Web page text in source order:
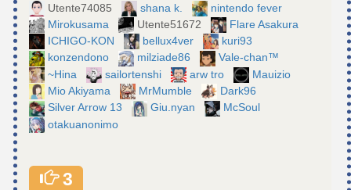
Utente74085
shana k.
nintendo fever
Mirokusama
Utente51672
Flare Asakura
ICHIGO-KON
bellux4ver
kuri93
konzendono
milziade86
Vale-chan™
~Hina
sailortenshi arw tro
Mauizio
Mio Akiyama
MrMumble
Dark96
Silver Arrow 13
Giu.nyan
McSoul
otakuanonimo
3